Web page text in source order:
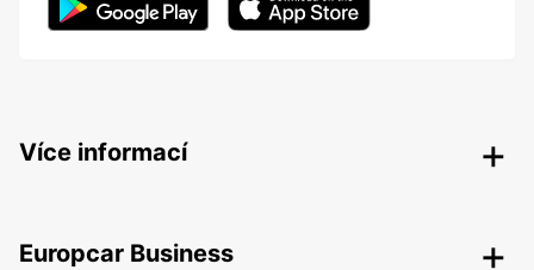
Více informací
Europcar Business